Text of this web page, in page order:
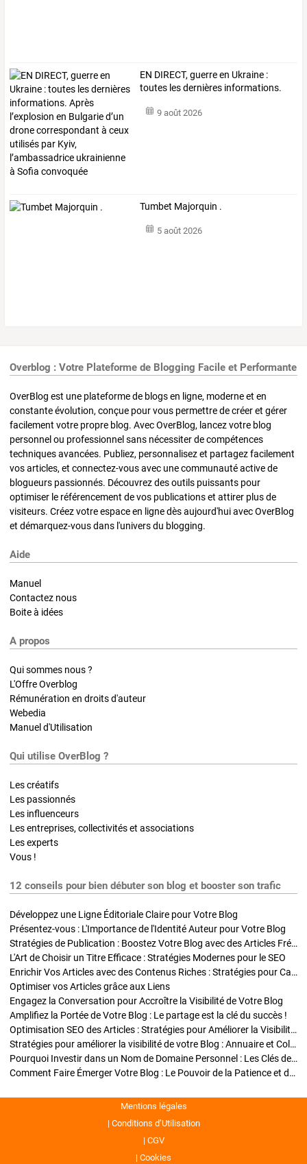
EN DIRECT, guerreen Ukraine :
toutes lesdernières informations.
9 août 2026
Tumbet Majorquin .
5 août 2026
Overblog : Votre Plateforme de Blogging Facile et Performante
OverBlog est une plateforme de blogs en ligne, moderne et en
constante évolution, conçue pour vous permettre de créer et gérer
facilement votre propre blog. Avec OverBlog, lancez votre blog
personnel ou professionnel sans nécessiter de compétences
techniques avancées. Publiez, personnalisez et partagez facilement
vos articles, et connectez-vous avec une communauté active de
blogueurs passionnés. Découvrez des outils puissants pour
optimiser le référencement de vos publications et attirer plus de
visiteurs. Créez votre espace en ligne dès aujourd'hui avec OverBlog
et démarquez-vous dans l'univers du blogging.
Aide
Manuel
Contactez nous
Boite à idées
A propos
Qui sommes nous ?
L'Offre Overblog
Rémunération en droits d'auteur
Webedia
Manuel d'Utilisation
Qui utilise OverBlog ?
Les créatifs
Les passionnés
Les influenceurs
Les entreprises, collectivités et associations
Les experts
Vous !
12 conseils pour bien débuter son blog et booster son trafic
Développez une Ligne Éditoriale Claire pour Votre Blog
Présentez-vous : L'Importance de l'Identité Auteur pour Votre Blog
Stratégies de Publication : Boostez Votre Blog avec des Articles Fréquents et Exclusifs
L'Art de Choisir un Titre Efficace : Stratégies Modernes pour le SEO
Enrichir Vos Articles avec des Contenus Riches : Stratégies pour Captiver et Optimiser
Optimiser vos Articles grâce aux Liens
Engagez la Conversation pour Accroître la Visibilité de Votre Blog
Amplifiez la Portée de Votre Blog : Le partage est la clé du succès !
Optimisation SEO des Articles : Stratégies pour Améliorer la Visibilité de Votre Blog
Stratégies pour améliorer la visibilité de votre Blog : Annuaire et Collaborations
Pourquoi Investir dans un Nom de Domaine Personnel : Les Clés de la Réussite de Votre Blog
Comment Faire Émerger Votre Blog : Le Pouvoir de la Patience et de la Persévérance
Mentions légales
Conditions d’Utilisation
CGV
Cookies